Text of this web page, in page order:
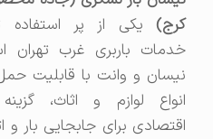
کرج)یکی از پر استفاده ترین
خدمات باربری غرب تهران است.
نیسان و وانت با قابلیت حمل بار
انواع لوازم و اثاث، گزینه ای
اقتصادی برای جابجایی بار و اثاثیه